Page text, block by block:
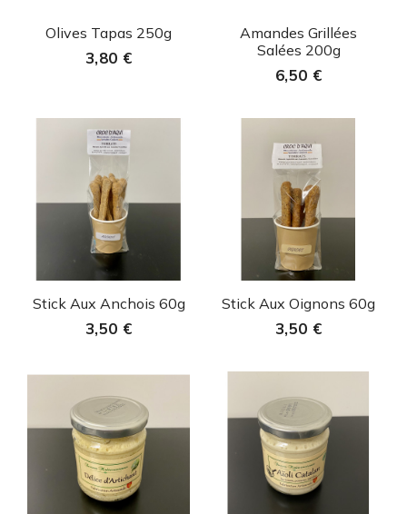
Aperçu rapide
Olives Tapas 250g
3,80 €
Aperçu rapide
Amandes Grillées
Salées 200g
6,50 €
Aperçu rapide
Stick Aux Anchois 60g
3,50 €
 Aperçu rapide
Stick Aux Oignons 60g
3,50 €